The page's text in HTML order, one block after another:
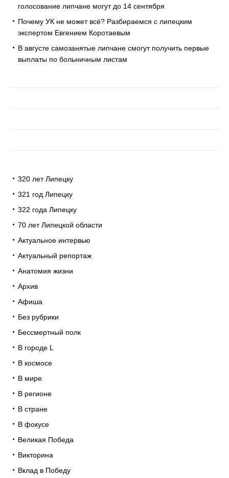
голосование липчане могут до 14 сентября
Почему УК не может всё? Разбираемся с липецким
экспертом Евгением Коротаевым
В августе самозанятые липчане смогут получить первые
выплаты по больничным листам
320 лет Липецку
321 год Липецку
322 года Липецку
70 лет Липецкой области
Актуальное интервью
Актуальный репортаж
Анатомия жизни
Архив
Афиша
Без рубрики
Бессмертный полк
В городе L
В космосе
В мире
В регионе
В стране
В фокусе
Великая Победа
Викторина
Вклад в Победу